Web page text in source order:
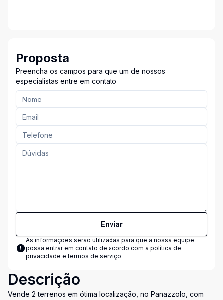
Proposta
Preencha os campos para que um de nossos
especialistas entre em contato
Enviar
As informações serão utilizadas para que a nossa equipe
possa entrar em contato de acordo com a política de
privacidade e termos de serviço
Descrição
Vende 2 terrenos em ótima localização, no Panazzolo, com